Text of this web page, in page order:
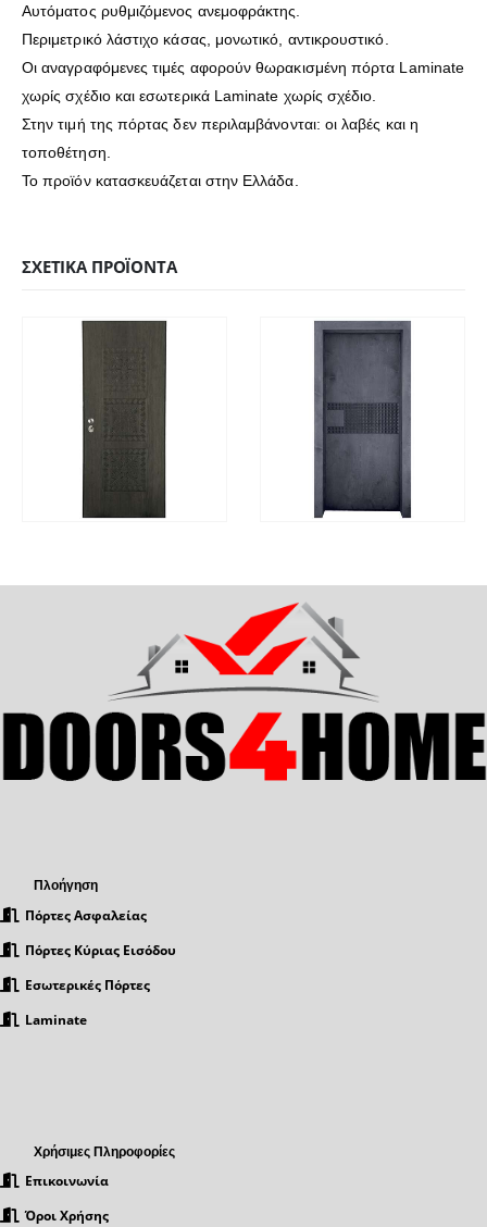
Αυτόματος ρυθμιζόμενος ανεμοφράκτης.
Περιμετρικό λάστιχο κάσας, μονωτικό, αντικρουστικό.
Οι αναγραφόμενες τιμές αφορούν θωρακισμένη πόρτα Laminate
χωρίς σχέδιο και εσωτερικά Laminate χωρίς σχέδιο.
Στην τιμή της πόρτας δεν περιλαμβάνονται: οι λαβές και η
τοποθέτηση.
Το προϊόν κατασκευάζεται στην Ελλάδα.
ΣΧΕΤΙΚΆ ΠΡΟΪΌΝΤΑ
ΔΙΑΒΆΣΤΕ
ΓΡΉΓΟΡΗ
Πλοήγηση
Πόρτες Ασφαλείας
Πόρτες Κύριας Εισόδου
Εσωτερικές Πόρτες
Laminate
Χρήσιμες Πληροφορίες
Επικοινωνία
Όροι Χρήσης